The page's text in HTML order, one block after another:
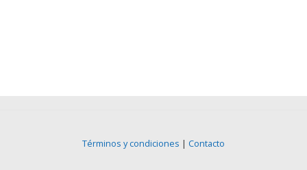
Términos y condiciones | Contacto